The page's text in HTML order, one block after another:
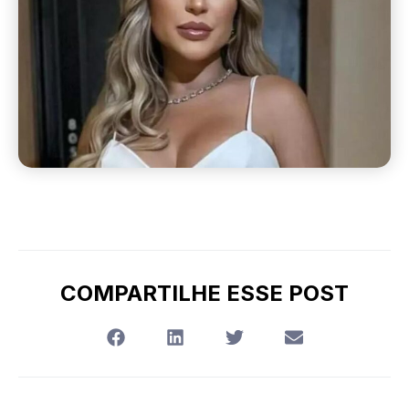
COMPARTILHE ESSE POST